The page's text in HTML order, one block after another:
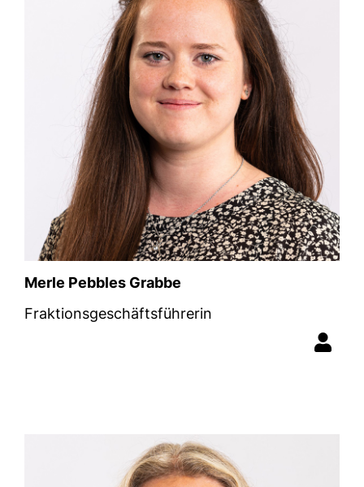
Merle Pebbles Grabbe
Fraktionsgeschäftsführerin